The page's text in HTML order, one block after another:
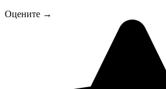
Оцените →